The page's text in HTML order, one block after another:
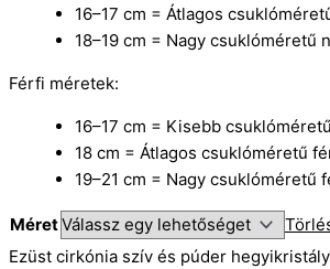
16–17 cm = Átlagos
18–19 cm = Nagy csuklóméretű
Férfi méretek:
16–17 cm = Kisebb
18 cm = Átlagos csuklóméretű
19–21 cm = Nagy csuklóméretű
Méret
Ezüst cirkónia szív és púder